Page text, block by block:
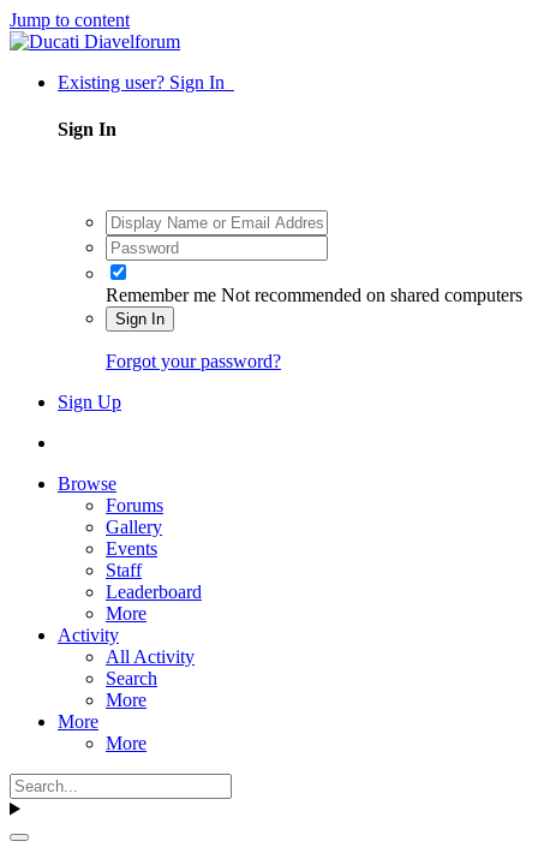
Jump to content
Existing user? Sign In
Sign In
Remember me Not recommended on shared computers
Sign In
Forgot your password?
Sign Up
Browse
Forums
Gallery
Events
Staff
Leaderboard
More
Activity
All Activity
Search
More
More
More